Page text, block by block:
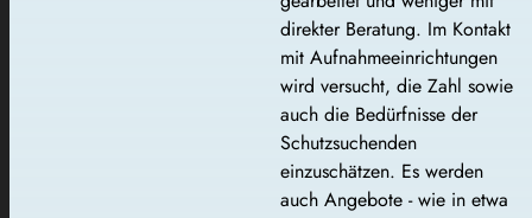
direkter Beratung. Im Kontakt
mit Aufnahmeeinrichtungen
wird versucht, die Zahl sowie
auch die Bedürfnisse der
Schutzsuchenden
einzuschätzen. Es werden
auch Angebote - wie in etwa